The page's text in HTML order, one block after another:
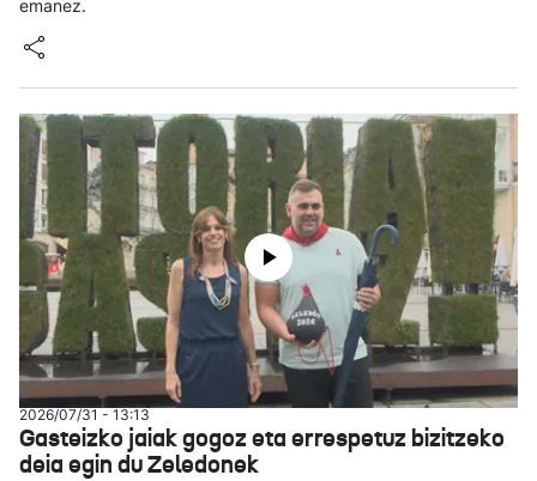
emanez.
2026/07/31 - 13:13
Gasteizko jaiak gogoz eta errespetuz bizitzeko
deia egin du Zeledonek